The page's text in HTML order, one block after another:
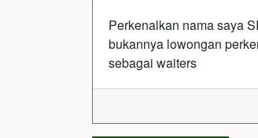
Perkenalkan nama saya
bukannya lowongan
sebagai waiters